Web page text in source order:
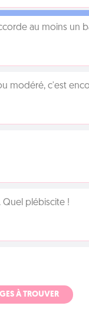
au moins un
modéré, c'est
Quel plébiscite !
À TROUVER